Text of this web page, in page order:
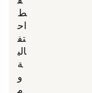
ط
اح
تف
الي
ة
و
م